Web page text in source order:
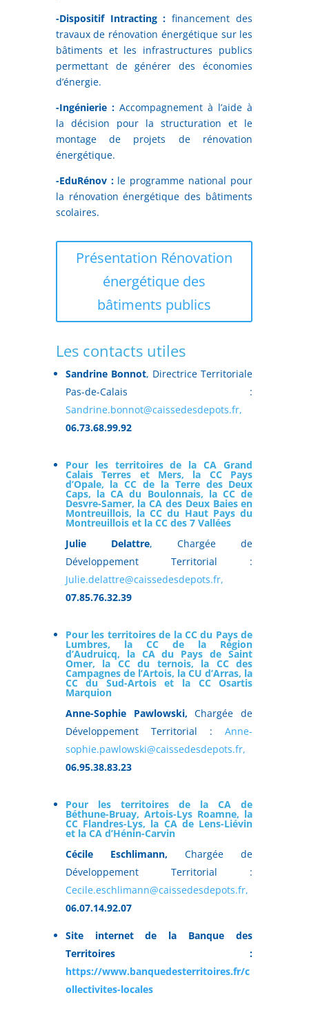
-Dispositif Intracting : financement des
travaux de rénovation énergétique sur les
bâtiments et les infrastructures publics
permettant de générer des économies
d’énergie.
-Ingénierie :Accompagnement à l’aide à
la décision pour la structuration et le
montage de projets de rénovation
énergétique.
-EduRénov :le programme national pour
la rénovation énergétique des bâtiments
scolaires.
Présentation Rénovation
énergétique des
bâtiments publics
Les contacts utiles
Sandrine Bonnot, Directrice Territoriale
Pas-de-Calais :
Sandrine.bonnot@caissedesdepots.fr,
06.73.68.99.92
Pour les territoires de la CA Grand
Calais Terres et Mers, la CC Pays
d’Opale, la CC de la Terre des Deux
Caps, la CA du Boulonnais, la CC de
Desvre-Samer, la CA des Deux Baies en
Montreuillois, la CC du Haut Pays du
Montreuillois et la CC des 7 Vallées
Julie Delattre, Chargée de
Développement Territorial :
Julie.delattre@caissedesdepots.fr,
07.85.76.32.39
Pour les territoires de la CC du Pays de
Lumbres, la CC de la Région
d’Audruicq, la CA du Pays de Saint
Omer, la CC du ternois, la CC des
Campagnes de l’Artois, la CU d’Arras, la
CC du Sud-Artois et la CC Osartis
Marquion
Anne-Sophie Pawlowski, Chargée de
Développement Territorial :Anne-
sophie.pawlowski@caissedesdepots.fr,
06.95.38.83.23
Pour les territoires de la CA de
Béthune-Bruay, Artois-Lys Roamne, la
CC Flandres-Lys, la CA de Lens-Liévin
et la CA d’Hénin-Carvin
Cécile Eschlimann, Chargée de
Développement Territorial :
Cecile.eschlimann@caissedesdepots.fr,
06.07.14.92.07
Site internet de la Banque des
Territoires :
https://www.banquedesterritoires.fr/c
ollectivites-locales